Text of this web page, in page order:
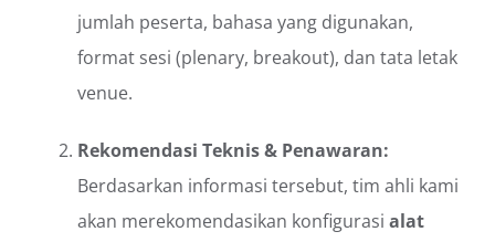
jumlah peserta, bahasa yang digunakan,
format sesi (plenary, breakout), dan tata letak
venue.
Rekomendasi Teknis & Penawaran:
Berdasarkan informasi tersebut, tim ahli kami
akan merekomendasikan konfigurasi alat